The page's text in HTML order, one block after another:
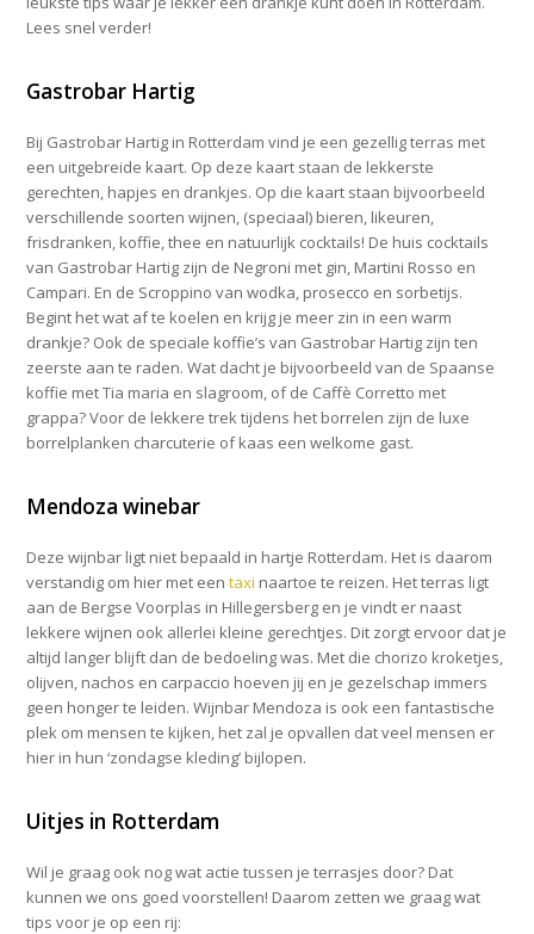
Lees snel verder!
Gastrobar Hartig
Bij Gastrobar Hartig in Rotterdam vind je een gezellig terras met
een uitgebreide kaart. Op deze kaart staan de lekkerste
gerechten, hapjes en drankjes. Op die kaart staan bijvoorbeeld
verschillende soorten wijnen, (speciaal) bieren, likeuren,
frisdranken, koffie, thee en natuurlijk cocktails! De huis cocktails
van Gastrobar Hartig zijn de Negroni met gin, Martini Rosso en
Campari. En de Scroppino van wodka, prosecco en sorbetijs.
Begint het wat af te koelen en krijg je meer zin in een warm
drankje? Ook de speciale koffie’s van Gastrobar Hartig zijn ten
zeerste aan te raden. Wat dacht je bijvoorbeeld van de Spaanse
koffie met Tia maria en slagroom, of de Caffè Corretto met
grappa? Voor de lekkere trek tijdens het borrelen zijn de luxe
borrelplanken charcuterie of kaas een welkome gast.
Mendoza winebar
Deze wijnbar ligt niet bepaald in hartje Rotterdam. Het is daarom
verstandig om hier met eentaxi naartoe te reizen. Het terras ligt
aan de Bergse Voorplas in Hillegersberg en je vindt er naast
lekkere wijnen ook allerlei kleine gerechtjes. Dit zorgt ervoor dat je
altijd langer blijft dan de bedoeling was. Met die chorizo kroketjes,
olijven, nachos en carpaccio hoeven jij en je gezelschap immers
geen honger te leiden. Wijnbar Mendoza is ook een fantastische
plek om mensen te kijken, het zal je opvallen dat veel mensen er
hier in hun ‘zondagse kleding’ bijlopen.
Uitjes in Rotterdam
Wil je graag ook nog wat actie tussen je terrasjes door? Dat
kunnen we ons goed voorstellen! Daarom zetten we graag wat
tips voor je op een rij: